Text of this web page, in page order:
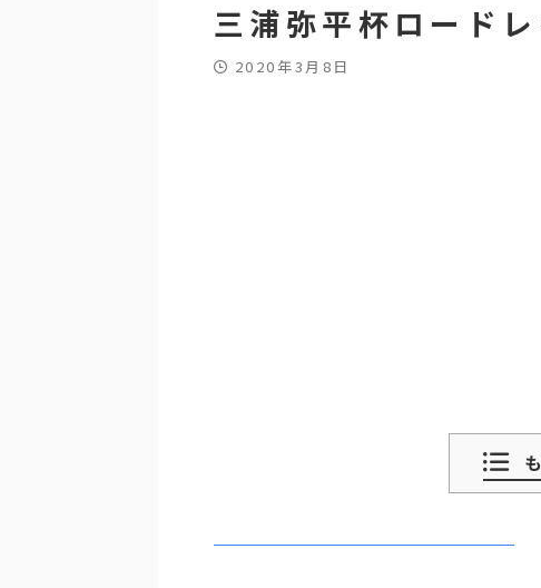
三浦弥平杯ロードレ
2020年3月8日